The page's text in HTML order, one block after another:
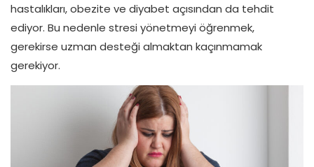
hastalıkları, obezite ve diyabet açısından da tehdit
ediyor. Bu nedenle stresi yönetmeyi öğrenmek,
gerekirse uzman desteği almaktan kaçınmamak
gerekiyor.